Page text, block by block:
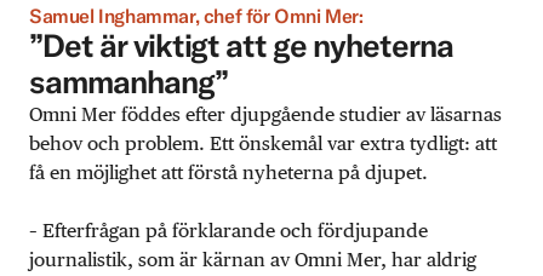
Samuel Inghammar, chef för Omni Mer:
”Det är viktigt att ge nyheterna
sammanhang”
Omni Mer föddes efter djupgående studier av läsarnas
behov och problem. Ett önskemål var extra tydligt: att
få en möjlighet att förstå nyheterna på djupet.
– Efterfrågan på förklarande och fördjupande
journalistik, som är kärnan av Omni Mer, har aldrig